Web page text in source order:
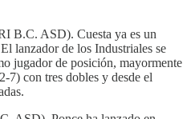
B.C. ASD). Cuesta ya es un
lanzador de los Industriales se
jugador de posición, mayormente
7) con tres dobles y desde el